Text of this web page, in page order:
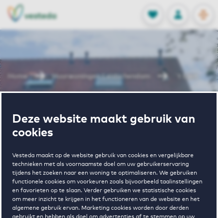
Deze website maakt gebruik van
cookies
Vesteda maakt op de website gebruik van cookies en vergelijkbare
technieken met als voornaamste doel om uw gebruikerservaring
tijdens het zoeken naar een woning te optimaliseren. We gebruiken
functionele cookies om voorkeuren zoals bijvoorbeeld taalinstellingen
en favorieten op te slaan. Verder gebruiken we statistische cookies
om meer inzicht te krijgen in het functioneren van de website en het
algemene gebruik ervan. Marketing cookies worden door derden
FAVORIETEN
Opgeslagen
INLOGGEN
NL
EN
Huurwoningen Leidschendam `t Lien
Wonen in `t
Lien
Regelmatig beschikbaar